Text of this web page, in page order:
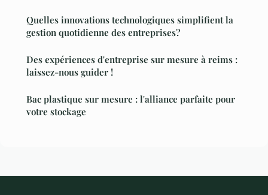
Quelles innovations technologiques simplifient la
gestion quotidienne des entreprises?
Des expériences d'entreprise sur mesure à reims :
laissez-nous guider !
Bac plastique sur mesure : l'alliance parfaite pour
votre stockage